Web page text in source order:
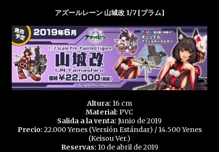
アズールレーン 山城改 1/7 [プラム]
Altura: 16 cm
Material: PVC
Salida a la venta: Junio de 2019
Precio: 22.000 Yenes (Versión Estándar) / 14.500 Yenes
(Keisou Ver.)
Reservas: 10 de abril de 2019